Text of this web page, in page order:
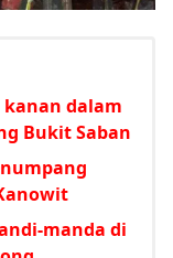
dalam
Bukit Saban
manda di